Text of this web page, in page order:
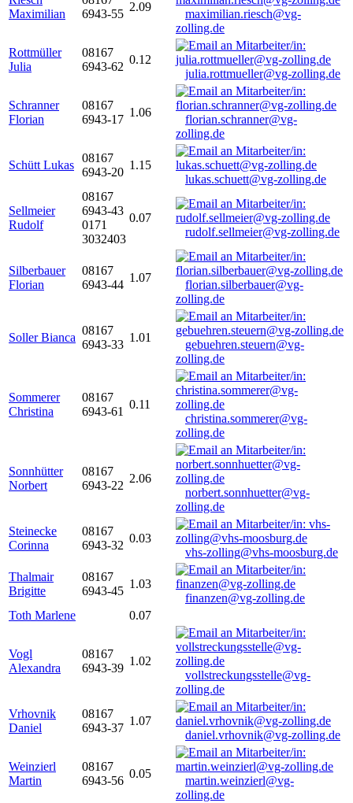
Maximilian
6943-55
2.09
maximilian.riesch@vg-
zolling.de
Rottmüller
Julia
08167
6943-62
0.12
julia.rottmueller@vg-zolling.de
Schranner
Florian
08167
6943-17
1.06
florian.schranner@vg-
zolling.de
Schütt Lukas
08167
6943-20
1.15
lukas.schuett@vg-zolling.de
Sellmeier
Rudolf
08167
6943-43
0171
3032403
0.07
rudolf.sellmeier@vg-zolling.de
Silberbauer
Florian
08167
6943-44
1.07
florian.silberbauer@vg-
zolling.de
Soller Bianca
08167
6943-33
1.01
gebuehren.steuern@vg-
zolling.de
Sommerer
Christina
08167
6943-61
0.11
christina.sommerer@vg-
zolling.de
Sonnhütter
Norbert
08167
6943-22
2.06
norbert.sonnhuetter@vg-
zolling.de
Steinecke
Corinna
08167
6943-32
0.03
vhs-zolling@vhs-moosburg.de
Thalmair
Brigitte
08167
6943-45
1.03
finanzen@vg-zolling.de
Toth Marlene
0.07
Vogl
Alexandra
08167
6943-39
1.02
vollstreckungsstelle@vg-
zolling.de
Vrhovnik
Daniel
08167
6943-37
1.07
daniel.vrhovnik@vg-zolling.de
Weinzierl
Martin
08167
6943-56
0.05
martin.weinzierl@vg-
zolling.de